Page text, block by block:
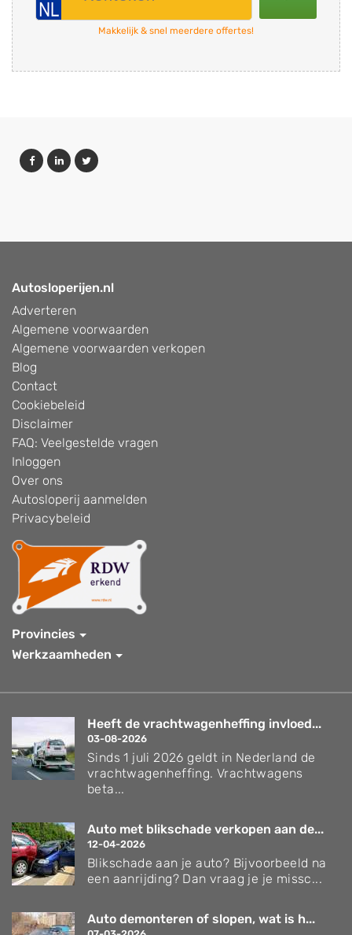
Makkelijk & snel meerdere offertes!
Autosloperijen.nl
Adverteren
Algemene voorwaarden
Algemene voorwaarden verkopen
Blog
Contact
Cookiebeleid
Disclaimer
FAQ: Veelgestelde vragen
Inloggen
Over ons
Autosloperij aanmelden
Privacybeleid
Provincies
Werkzaamheden
Heeft de vrachtwagenheffing invloed...
03-08-2026
Sinds 1 juli 2026 geldt in Nederland de
vrachtwagenheffing. Vrachtwagens
beta...
Auto met blikschade verkopen aan de...
12-04-2026
Blikschade aan je auto? Bijvoorbeeld na
een aanrijding? Dan vraag je je missc...
Auto demonteren of slopen, wat is h...